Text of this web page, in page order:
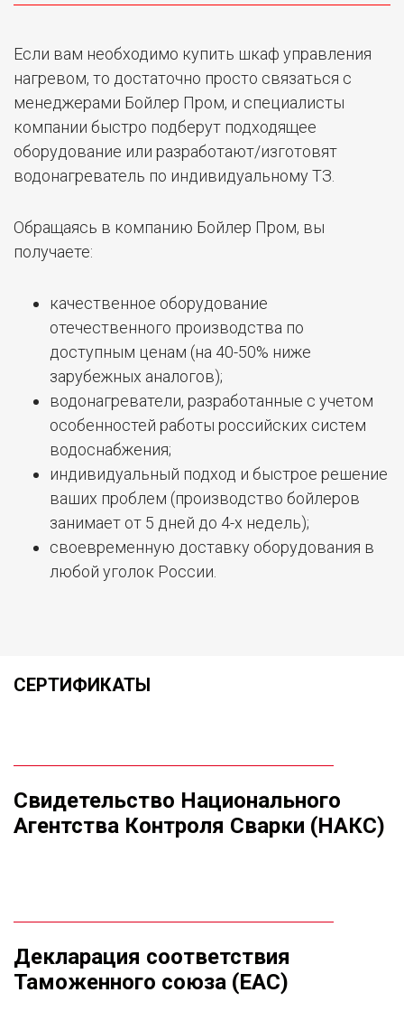
Если вам необходимо купить шкаф управления
нагревом, то достаточно просто связаться с
менеджерами Бойлер Пром, и специалисты
компании быстро подберут подходящее
оборудование или разработают/изготовят
водонагреватель по индивидуальному ТЗ.
Обращаясь в компанию Бойлер Пром, вы
получаете:
качественное оборудование
отечественного производства по
доступным ценам (на 40-50% ниже
зарубежных аналогов);
водонагреватели, разработанные с учетом
особенностей работы российских систем
водоснабжения;
индивидуальный подход и быстрое решение
ваших проблем (производство бойлеров
занимает от 5 дней до 4-х недель);
своевременную доставку оборудования в
любой уголок России.
СЕРТИФИКАТЫ
Свидетельство Национального
Агентства Контроля Сварки (НАКС)
Декларация соответствия
Таможенного союза (ЕАС)